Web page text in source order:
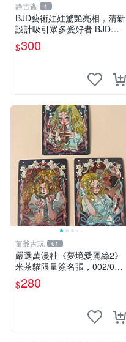
静古斋 1
BJD藝術娃娃驚艷亮相，清新
設計吸引眾多愛好者 BJD娃
娃、編織藝術、創意收藏
$300
董爺古玩 61
嚴選萬漫社《夢境愛麗絲2》
米茶貓限量簽名張，002/003
珍藏版，首賣難得機會 夢境
愛麗絲 米茶貓 限量簽名
$280